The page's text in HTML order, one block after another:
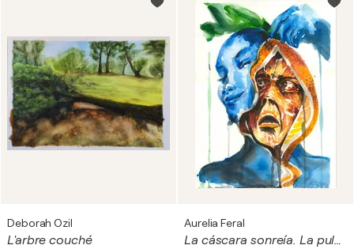
Deborah Ozil
L'arbre couché
Aurelia Feral
La cáscara sonreía. La pulpa miraba. | The peel smiled. The flesh stared.